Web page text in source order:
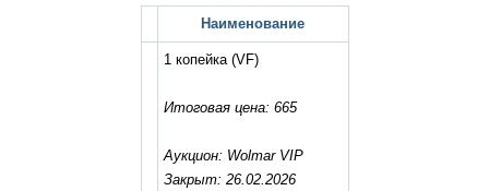
Наименование
1 копейка(VF)
Итоговая цена: 665
Аукцион: Wolmar VIP
Закрыт: 26.02.2026